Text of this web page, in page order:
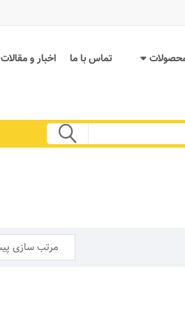
تماس با ما اخبار و مقالات